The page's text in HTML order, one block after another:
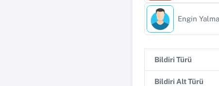
Engin
Bildiri Türü
Bildiri Alt Türü